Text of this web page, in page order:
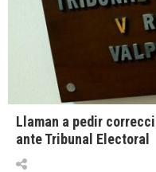
Llaman a pedir
ante Tribunal Electoral